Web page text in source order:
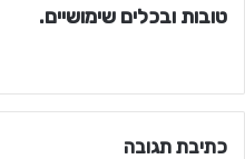
טובות ובכלים שימושיים.
כתיבת תגובה